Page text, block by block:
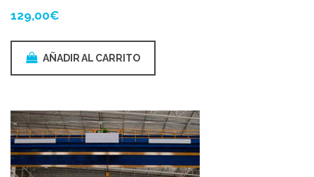
129,00€
AÑADIR AL CARRITO